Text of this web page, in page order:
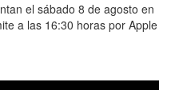
el sábado 8 de agosto en
a las 16:30 horas por Apple